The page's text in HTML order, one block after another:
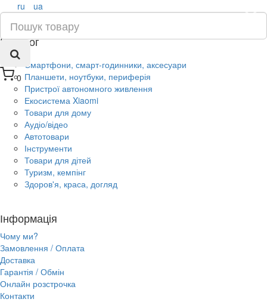
0
×
ru ua
Каталог
Смартфони, смарт-годинники, аксесуари
Планшети, ноутбуки, периферія
Пристрої автономного живлення
Екосистема Xiaomi
Товари для дому
Аудіо/відео
Автотовари
Інструменти
Товари для дітей
Туризм, кемпінг
Здоров'я, краса, догляд
Інформація
Чому ми?
Замовлення / Оплата
Доставка
Гарантія / Обмін
Онлайн розстрочка
Контакти